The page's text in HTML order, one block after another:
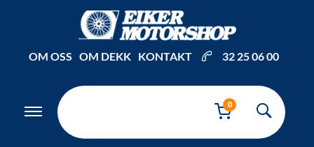
OM OSS OM DEKK KONTAKT 32 25 06 00
0